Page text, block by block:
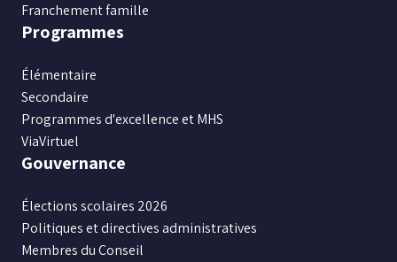
Franchement famille
Programmes
Élémentaire
Secondaire
Programmes d'excellence et MHS
ViaVirtuel
Gouvernance
Élections scolaires 2026
Politiques et directives administratives
Membres du Conseil